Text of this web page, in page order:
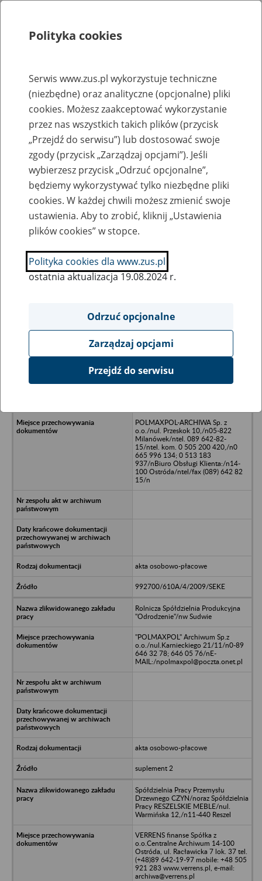
Rejestry, ewidencje i archiwa
Baza zlikwidowanych lub
przekształconych zakładów pracy
Nazwa zakładu pracy:
SZUKAJ
Ukryj wszystkie pozycje bazy
Spółdzielnia Usługowo-
POLMAXPOL-ARCHIWA Sp. z
o.o./nul. Przeskok 10,/n05-822
Milanówek/ntel. 089 642-82-
15/ntel. kom. 0 505 200 420,/n0
665 996 134; 0 513 183
937/nBiuro Obsługi Klienta:/n14-
100 Ostróda/ntel/fax (089) 642 82
15/n
akta osobowo-płacowe
992700/610A/4/2009/SEKE
Rolnicza Spółdzielnia Produkcyjna
"Odrodzenie"/nw Sudwie
"POLMAXPOL" Archiwum Sp.z
o.o./nul.Karnieckiego 21/11/n0-89
646 32 78; 646 05 76/nE-
MAIL:/npolmaxpol@poczta.onet.pl
akta osobowo-płacowe
suplement 2
Spółdzielnia Pracy Przemysłu
Drzewnego CZYN/noraz Spółdzielnia
Pracy RESZELSKIE MEBLE/nul.
Warmińska 12,/n11-440 Reszel
VERRENS finanse Spółka z
o.o.Centralne Archiwum 14-100
Ostróda, ul. Racławicka 7 lok. 37 tel.
(+48)89 642-19-97 mobile: +48 505
921 283 www.verrens.pl, e-mail:
archiwa@verrens.pl
Polityka cookies
Serwis www.zus.pl wykorzystuje techniczne
(niezbędne) oraz analityczne (opcjonalne) pliki
cookies. Możesz zaakceptować wykorzystanie
przez nas wszystkich takich plików (przycisk
„Przejdź do serwisu”) lub dostosować swoje
zgody (przycisk „Zarządzaj opcjami”). Jeśli
wybierzesz przycisk „Odrzuć opcjonalne”,
będziemy wykorzystywać tylko niezbędne pliki
cookies. W każdej chwili możesz zmienić swoje
ustawienia. Aby to zrobić, kliknij „Ustawienia
plików cookies” w stopce.
Polityka cookies dla www.zus.pl
ostatnia aktualizacja 19.08.2024 r.
Odrzuć opcjonalne
Zarządzaj opcjami
Przejdź do serwisu